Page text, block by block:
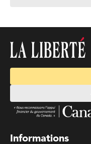
Informations